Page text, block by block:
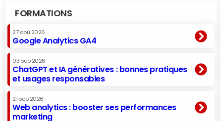
FORMATIONS
27 aoû 2026
Google Analytics GA4
03 sep 2026
ChatGPT et IA génératives : bonnes pratiques
et usages responsables
21 sep 2026
Web analytics : booster ses performances
marketing